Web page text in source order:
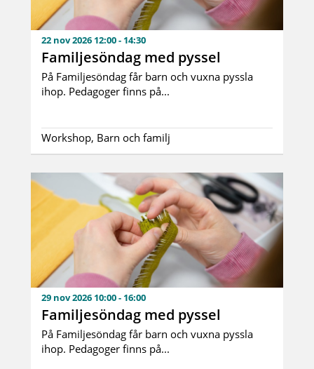
22 nov 2026 12:00 - 14:30
Familjesöndag med pyssel
På Familjesöndag får barn och vuxna pyssla
ihop. Pedagoger finns på...
Workshop, Barn och familj
29 nov 2026 10:00 - 16:00
Familjesöndag med pyssel
På Familjesöndag får barn och vuxna pyssla
ihop. Pedagoger finns på...